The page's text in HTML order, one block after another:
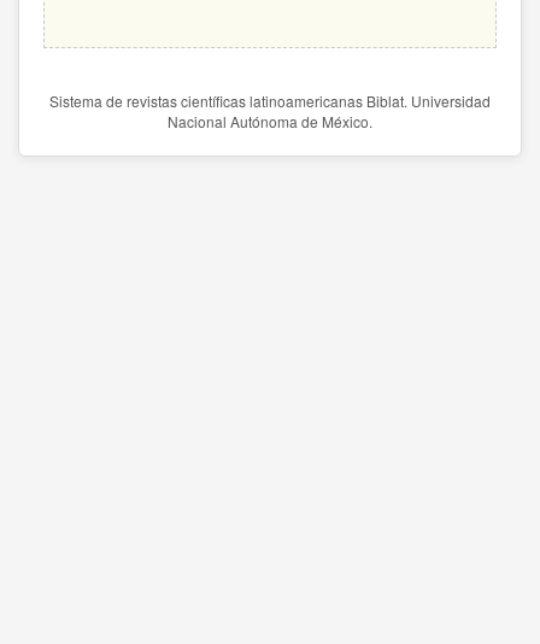
Sistema de revistas científicas latinoamericanas Biblat. Universidad
Nacional Autónoma de México.